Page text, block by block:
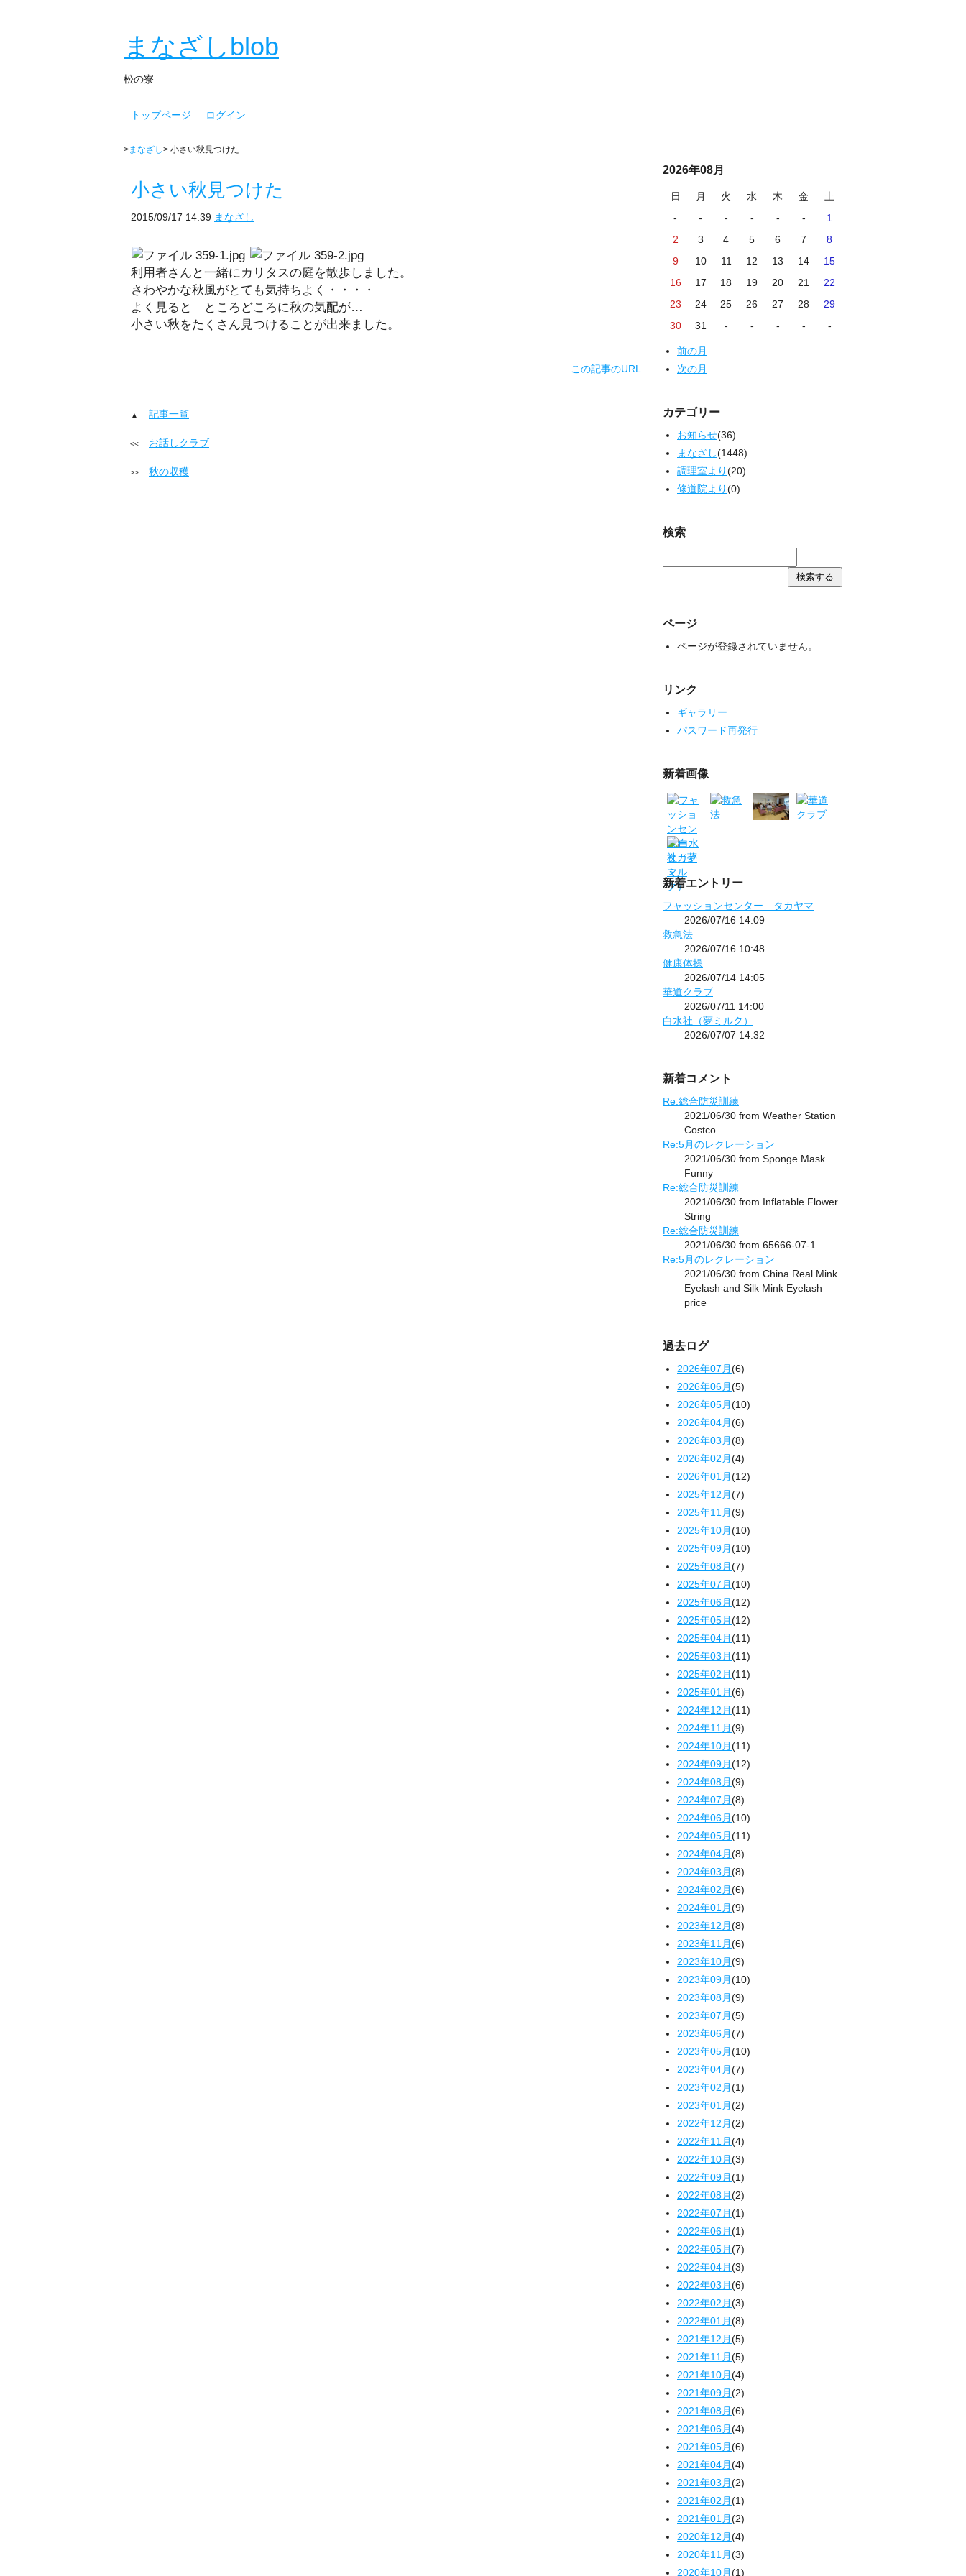
まなざしblob
松の寮
トップページ ログイン
>まなざし> 小さい秋見つけた
小さい秋見つけた
2015/09/17 14:39 まなざし
利用者さんと一緒にカリタスの庭を散歩しました。
さわやかな秋風がとても気持ちよく・・・・
よく見ると ところどころに秋の気配が…
小さい秋をたくさん見つけることが出来ました。
この記事のURL
記事一覧
お話しクラブ
秋の収穫
2026年08月
日 月 火 水 木 金
土
-
- - - - -
1
2
3 4 5 6 7
8
9
10 11 12 13 14
15
16
17 18 19 20 21
22
23
24 25 26 27 28
29
30
31 - - - - -
前の月
次の月
カテゴリー
お知らせ(36)
まなざし(1448)
調理室より(20)
修道院より(0)
検索
ページ
ページが登録されていません。
リンク
ギャラリー
パスワード再発行
新着画像
新着エントリー
フャッションセンター タカヤマ
2026/07/16 14:09
救急法
2026/07/16 10:48
健康体操
2026/07/14 14:05
華道クラブ
2026/07/11 14:00
白水社（夢ミルク）
2026/07/07 14:32
新着コメント
Re:総合防災訓練
2021/06/30 from Weather Station
Costco
Re:5月のレクレーション
2021/06/30 from Sponge Mask
Funny
Re:総合防災訓練
2021/06/30 from Inflatable Flower
String
Re:総合防災訓練
2021/06/30 from 65666-07-1
Re:5月のレクレーション
2021/06/30 from China Real Mink
Eyelash and Silk Mink Eyelash
price
過去ログ
2026年07月(6)
2026年06月(5)
2026年05月(10)
2026年04月(6)
2026年03月(8)
2026年02月(4)
2026年01月(12)
2025年12月(7)
2025年11月(9)
2025年10月(10)
2025年09月(10)
2025年08月(7)
2025年07月(10)
2025年06月(12)
2025年05月(12)
2025年04月(11)
2025年03月(11)
2025年02月(11)
2025年01月(6)
2024年12月(11)
2024年11月(9)
2024年10月(11)
2024年09月(12)
2024年08月(9)
2024年07月(8)
2024年06月(10)
2024年05月(11)
2024年04月(8)
2024年03月(8)
2024年02月(6)
2024年01月(9)
2023年12月(8)
2023年11月(6)
2023年10月(9)
2023年09月(10)
2023年08月(9)
2023年07月(5)
2023年06月(7)
2023年05月(10)
2023年04月(7)
2023年02月(1)
2023年01月(2)
2022年12月(2)
2022年11月(4)
2022年10月(3)
2022年09月(1)
2022年08月(2)
2022年07月(1)
2022年06月(1)
2022年05月(7)
2022年04月(3)
2022年03月(6)
2022年02月(3)
2022年01月(8)
2021年12月(5)
2021年11月(5)
2021年10月(4)
2021年09月(2)
2021年08月(6)
2021年06月(4)
2021年05月(6)
2021年04月(4)
2021年03月(2)
2021年02月(1)
2021年01月(2)
2020年12月(4)
2020年11月(3)
2020年10月(1)